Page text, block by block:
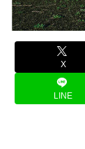
X
LINE